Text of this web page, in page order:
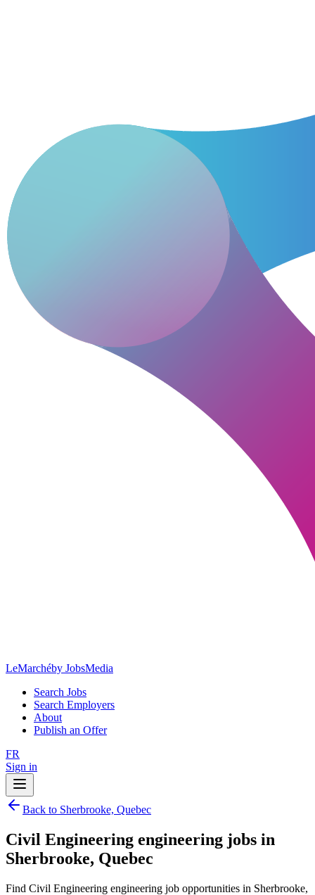
LeMarchéby JobsMedia
Search Jobs
Search Employers
About
Publish an Offer
FR
Sign in
Back to Sherbrooke, Quebec
Civil Engineering engineering jobs in
Sherbrooke, Quebec
Find Civil Engineering engineering job opportunities in Sherbrooke,